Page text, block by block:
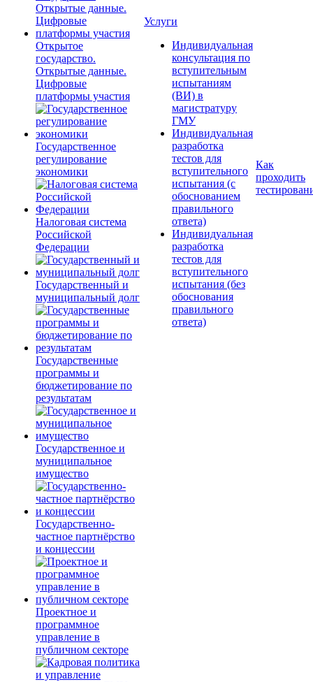
Открытое
государство.
Открытые данные.
Цифровые
платформы участия
Государственное
регулирование
экономики
Налоговая система
Российской
Федерации
Государственный и
муниципальный долг
Государственные
программы и
бюджетирование по
результатам
Государственное и
муниципальное
имущество
Государственно-
частное партнёрство
и концессии
Проектное и
программное
управление в
публичном секторе
Услуги
Индивидуальная
консультация по
вступительным
испытаниям
(ВИ) в
магистратуру
ГМУ
Индивидуальная
разработка
тестов для
вступительного
испытания (с
обоснованием
правильного
ответа)
Индивидуальная
разработка
тестов для
вступительного
испытания (без
обоснования
правильного
ответа)
Как
проходить